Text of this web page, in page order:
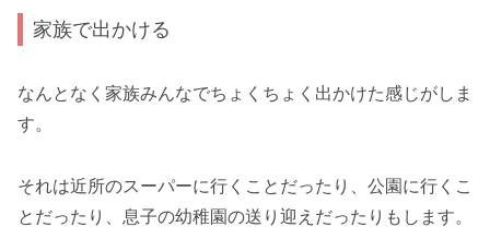
家族で出かける
なんとなく家族みんなでちょくちょく出かけた感じがしま
す。
それは近所のスーパーに行くことだったり、公園に行くこ
とだったり、息子の幼稚園の送り迎えだったりもします。